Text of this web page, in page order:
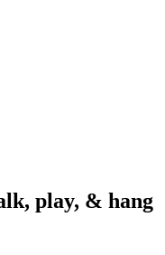
play, & hang